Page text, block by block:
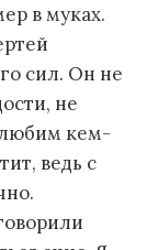
в муках.
сил. Он не
не
кем-
ведь с